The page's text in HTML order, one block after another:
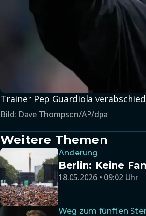
Trainer Pep Guardiola
Bild: Dave Thompson/AP/dpa
Weitere Themen
Änderung
Berlin: Keine
18.05.2026 • 09:02 Uhr
Weg zum fünften